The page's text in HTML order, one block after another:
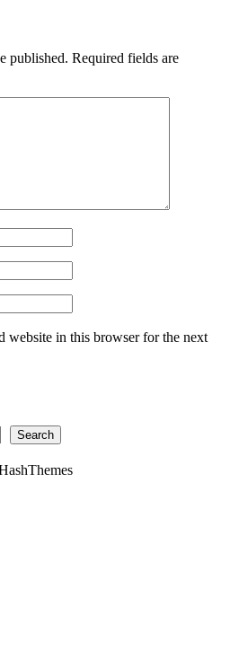
published. Required fields are
website in this browser for the next
Search